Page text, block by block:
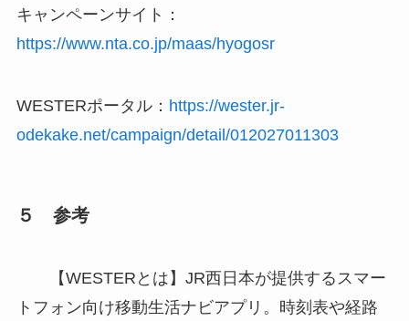
キャンペーンサイト：
https://www.nta.co.jp/maas/hyogosr
WESTERポータル： https://wester.jr-
odekake.net/campaign/detail/012027011303
５ 参考
【WESTERとは】JR西日本が提供するスマー
トフォン向け移動生活ナビアプリ。時刻表や経路